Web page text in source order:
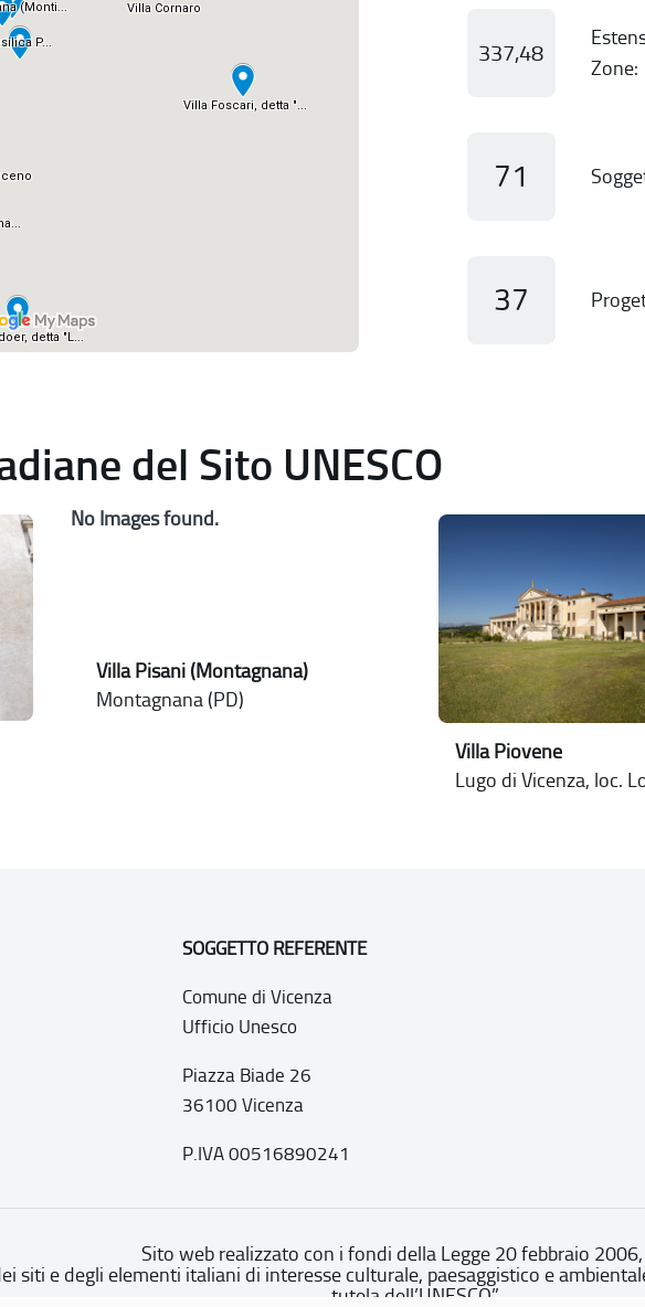
337,48
Zone:
71
37
del Sito UNESCO
No Images found.
Villa Pisani (Montagnana)
Montagnana (PD)
Villa Piovene
Lugo di Vicenza, loc.
SOGGETTO REFERENTE
Comune di Vicenza
Ufficio Unesco
Piazza Biade 26
36100 Vicenza
P.IVA 00516890241
Sito web realizzato con i fondi della Legge 20 febbraio
siti e degli elementi italiani di interesse culturale, paesaggistico e
tutela dell’UNESCO”